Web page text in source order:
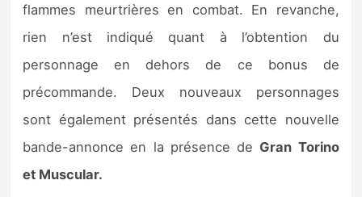
flammes meurtrières en combat. En revanche,
rien n’est indiqué quant à l’obtention du
personnage en dehors de ce bonus de
précommande. Deux nouveaux personnages
sont également présentés dans cette nouvelle
bande-annonce en la présence de Gran Torino
et Muscular.